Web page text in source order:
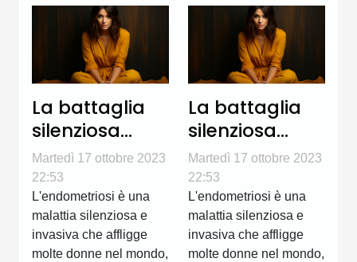
La battaglia
silenziosa
contro
l'endometriosi
Martedì 17 ottobre 2023
22:53
L'endometriosi è una
malattia silenziosa e
invasiva che affligge
molte donne nel mondo,
La battaglia
silenziosa
contro
l'endometriosi
Martedì 17 ottobre 2023
22:53
L'endometriosi è una
malattia silenziosa e
invasiva che affligge
molte donne nel mondo,